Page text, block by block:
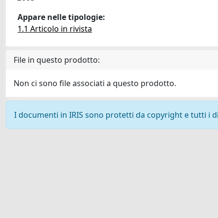
Appare nelle tipologie:
1.1 Articolo in rivista
File in questo prodotto:
Non ci sono file associati a questo prodotto.
I documenti in IRIS sono protetti da copyright e tutti i